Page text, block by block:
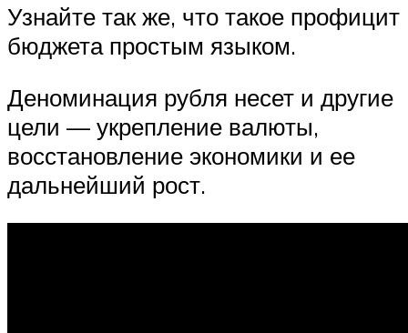
Узнайте так же, что такое профицит
бюджета простым языком.
Деноминация рубля несет и другие
цели — укрепление валюты,
восстановление экономики и ее
дальнейший рост.